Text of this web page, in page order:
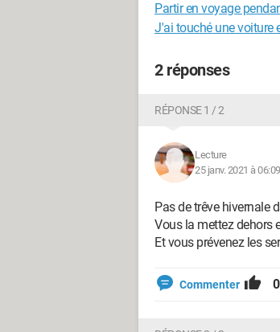
Partir en voyage
J'ai touché une voiture
2 réponses
RÉPONSE 1 / 2
Lecture
25 janv. 2021 à 06:09
Pas de trêve hivernale
Vous la mettez dehors
Et vous prévenez les
Commenter 0